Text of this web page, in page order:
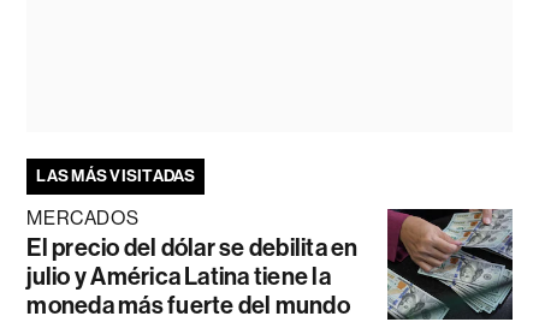
LAS MÁS VISITADAS
MERCADOS
El precio del dólar se debilita en
julio y América Latina tiene la
moneda más fuerte del mundo